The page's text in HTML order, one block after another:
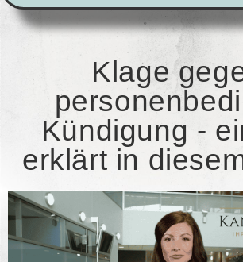
Klage
Kündigung -
erklärt in